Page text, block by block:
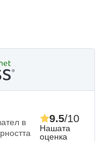
в
Нашата
оценка
9.5/10